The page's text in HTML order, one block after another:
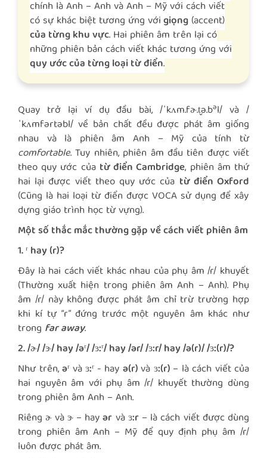
chính là Anh – Anh và Anh – Mỹ với cách viết
có sự khác biệt tương ứng vớigiọng (accent)
của từng khu vực. Hai phiên âm trên lại có
những phiên bản cách viết khác tương ứng với
quy ước của từng loại từ điển.
Quay trở lại ví dụ đầu bài, /ˈkʌm.fɚ.t̬ə.bəl/ và /
ˈkʌmfərtəbl/ về bản chất đều được phát âm giống
nhau và là phiên âm Anh – Mỹ của tính từ
comfortable. Tuy nhiên, phiên âm đầu tiên được viết
theo quy ước của từ điển Cambridge, phiên âm thứ
hai lại được viết theo quy ước của từ điển Oxford
(Cũng là hai loại từ điển được VOCA sử dụng để xây
dựng giáo trình học từ vựng).
Một số thắc mắc thường gặp về cách viết phiên âm
1. ʳ hay (r)?
Đây là hai cách viết khác nhau của phụ âm /r/ khuyết
(Thường xuất hiện trong phiên âm Anh – Anh). Phụ
âm /r/ này không được phát âm chỉ trừ trường hợp
khi kí tự “r” đứng trước một nguyên âm khác như
trong far away.
2. /ɚ/ /ɝ/ hay /əʳ/ /ɜ:ʳ/ hay /ər/ /ɜ:r/ hay /ə(r)/ /ɜ:(r)/?
Như trên,əʳvàɜ:ʳ - hay ə(r)và ɜ:(r) – là cách viết của
hai nguyên âm với phụ âm /r/ khuyết thường dùng
trong phiên âm Anh – Anh.
Riêngɚvàɝ– hayər vàɜ:r– là cách viết được dùng
trong phiên âm Anh – Mỹ để quy định phụ âm /r/
luôn được phát âm.